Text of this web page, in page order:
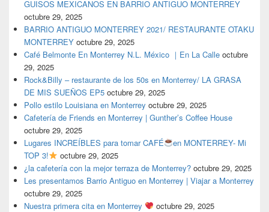
GUISOS MEXICANOS EN BARRIO ANTIGUO MONTERREY
octubre 29, 2025
BARRIO ANTIGUO MONTERREY 2021/ RESTAURANTE OTAKU
MONTERREY octubre 29, 2025
Café Belmonte En Monterrey N.L. México ｜En La Calle octubre
29, 2025
Rock&Billy – restaurante de los 50s en Monterrey/ LA GRASA
DE MIS SUEÑOS EP5 octubre 29, 2025
Pollo estilo Louisiana en Monterrey octubre 29, 2025
Cafetería de Friends en Monterrey | Gunther’s Coffee House
octubre 29, 2025
Lugares INCREÍBLES para tomar CAFÉ
en MONTERREY- Mi
TOP 3!
octubre 29, 2025
¿la cafetería con la mejor terraza de Monterrey? octubre 29, 2025
Les presentamos Barrio Antiguo en Monterrey | Viajar a Monterrey
octubre 29, 2025
Nuestra primera cita en Monterrey
octubre 29, 2025